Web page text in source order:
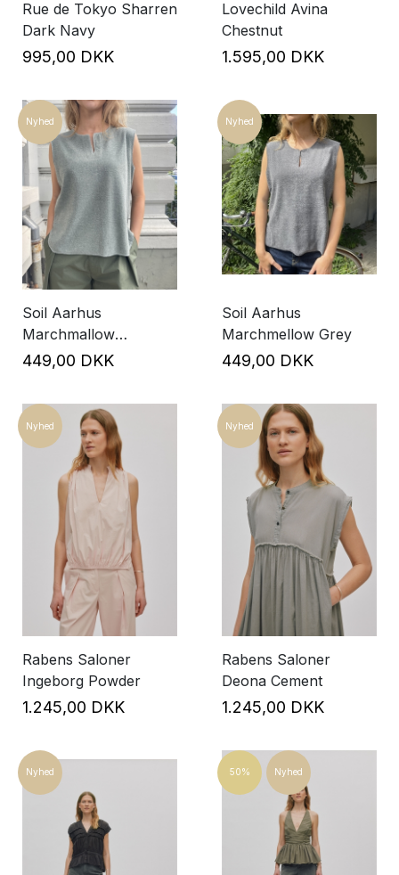
Rue de Tokyo Sharren
Dark Navy
995,00 DKK
Lovechild Avina
Chestnut
1.595,00 DKK
Nyhed
Soil Aarhus
Marchmallow
Eucalyptus
449,00 DKK
Nyhed
Soil Aarhus
Marchmellow Grey
449,00 DKK
Nyhed
Rabens Saloner
Ingeborg Powder
1.245,00 DKK
Nyhed
Rabens Saloner
Deona Cement
1.245,00 DKK
Nyhed 50% Nyhed